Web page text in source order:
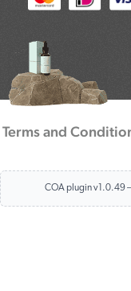
Terms and
COA plugin v1.0.49